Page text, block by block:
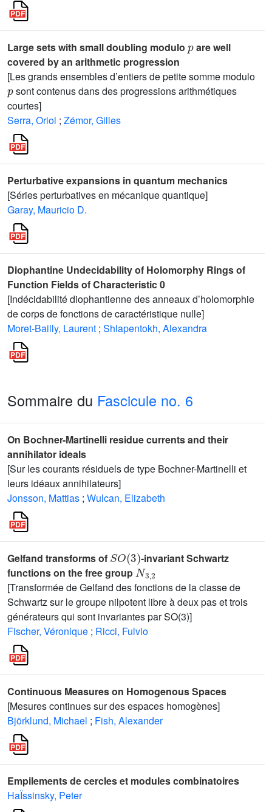
Large sets with small doubling modulo
are well
covered by an arithmetic progression
[Les grands ensembles d’entiers de petite somme modulo
p
sont contenus dans des progressions arithmétiques
courtes]
Serra, Oriol ; Zémor, Gilles
Perturbative expansions in quantum mechanics
[Séries perturbatives en mécanique quantique]
Garay, Mauricio D.
Diophantine Undecidability of Holomorphy Rings of
Function Fields of Characteristic 0
[Indécidabilité diophantienne des anneaux d’holomorphie
de corps de fonctions de caractéristique nulle]
Moret-Bailly, Laurent ; Shlapentokh, Alexandra
Sommaire du Fascicule no. 6
On Bochner-Martinelli residue currents and their
annihilator ideals
[Sur les courants résiduels de type Bochner-Martinelli et
leurs idéaux annihilateurs]
Jonsson, Mattias ; Wulcan, Elizabeth
Gelfand transforms of
( )
-invariant Schwartz
functions on the free group
N3,2
[Transformée de Gelfand des fonctions de la classe de
Schwartz sur le groupe nilpotent libre à deux pas et trois
générateurs qui sont invariantes par SO(3)]
Fischer, Véronique ; Ricci, Fulvio
Continuous Measures on Homogenous Spaces
[Mesures continues sur des espaces homogènes]
Björklund, Michael ; Fish, Alexander
Empilements de cercles et modules combinatoires
HaÏssinsky, Peter